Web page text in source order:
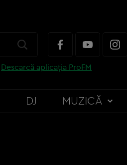
Descarcă aplicația ProFM
DJ MUZICĂ